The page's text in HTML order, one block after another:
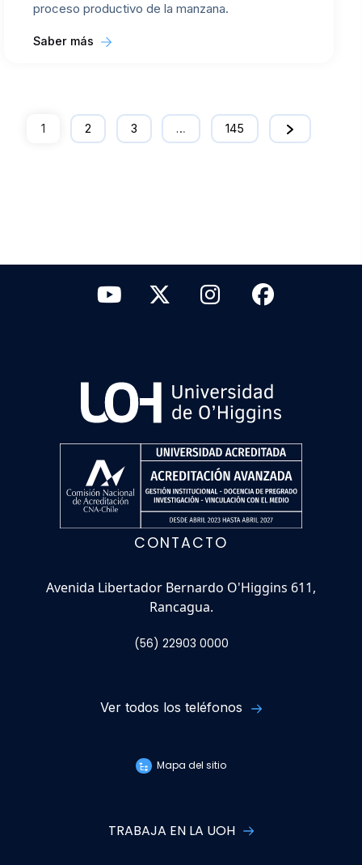
proceso productivo de la manzana.
Saber más
1 2 3 … 145
CONTACTO
Avenida Libertador Bernardo O'Higgins 611,
Rancagua.
(56) 22903 0000
Ver todos los teléfonos
Mapa del sitio
TRABAJA EN LA UOH